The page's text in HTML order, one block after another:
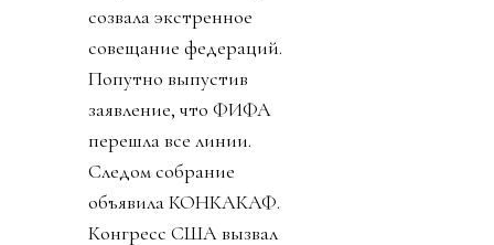
созвала экстренное
совещание федераций.
Попутно выпустив
заявление, что ФИФА
перешла все линии.
Следом собрание
объявила КОНКАКАФ.
Конгресс США вызвал